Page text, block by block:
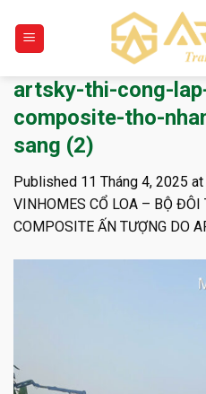
content
artsky-thi-cong-
composite-tho-
sang (2)
Published 11 Tháng 4, 2025 at
VINHOMES CỔ LOA – BỘ ĐÔI
COMPOSITE ẤN TƯỢNG DO